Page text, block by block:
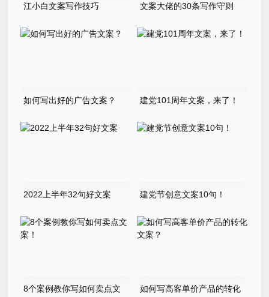
江小白文案写作技巧 文案大佬的30条写作守则
如何写出好的广告文案？ 建党101周年文案，来了！
2022上半年32句好文案 建党节创意文案10句！
8个案例教你写如何卖点文
如何写高客单价产品的转化